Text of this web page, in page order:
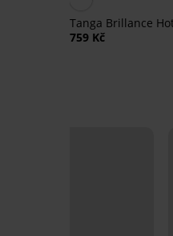
Tanga Brillance
759 Kč